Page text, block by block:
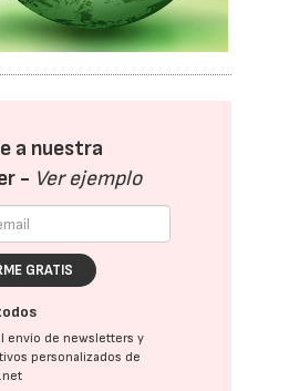
a nuestra
- Ver ejemplo
GRATIS
envío de newsletters y
personalizados de